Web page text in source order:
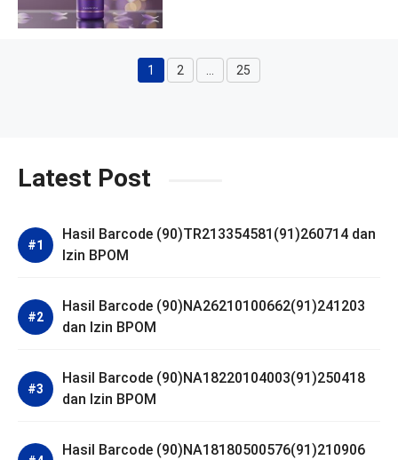
Halaman
1 Halaman
2 … Halaman
25
Latest Post
Hasil Barcode (90)TR213354581(91)260714 dan
Izin BPOM
Hasil Barcode (90)NA26210100662(91)241203
dan Izin BPOM
Hasil Barcode (90)NA18220104003(91)250418
dan Izin BPOM
Hasil Barcode (90)NA18180500576(91)210906